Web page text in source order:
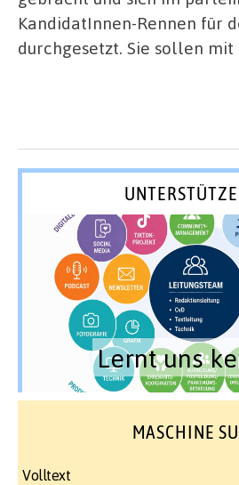
KandidatInnen-Rennen für
durchgesetzt. Sie sollen mit
Lernt uns
MASCHINE
Volltext